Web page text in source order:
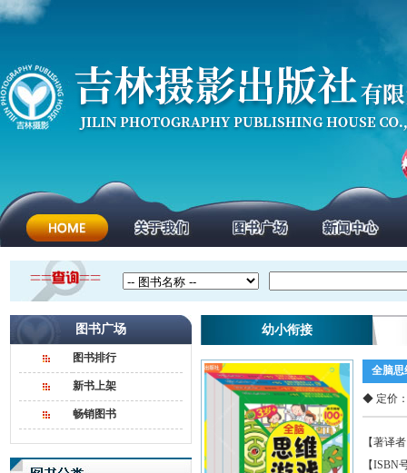
图书广场
图书排行
新书上架
畅销图书
幼小衔接
全脑思
◆ 定价
【著译
【ISBN